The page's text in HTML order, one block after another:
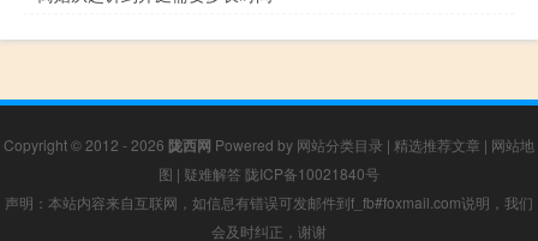
Copyright © 2012 - 2026 陇西网 Powered by 网站分类目录 | 精选推荐文章 | 网站地
图 | 疑难解答 陇ICP备10021840号
声明：本站内容来自互联网，如信息有错误可发邮件到f_fb#foxmail.com说明，我们
会及时纠正，谢谢